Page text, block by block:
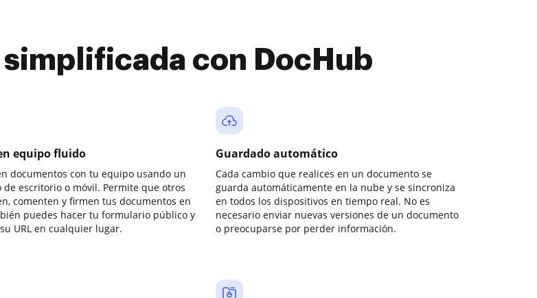
simplificada con DocHub
equipo fluido
documentos con tu equipo usando un
de escritorio o móvil. Permite que otros
comenten y firmen tus documentos en
puedes hacer tu formulario público y
URL en cualquier lugar.
Guardado automático
Cada cambio que realices en un documento se
guarda automáticamente en la nube y se sincroniza
en todos los dispositivos en tiempo real. No es
necesario enviar nuevas versiones de un documento
o preocuparse por perder información.